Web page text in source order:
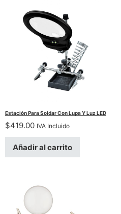
Estación Para Soldar Con Lupa Y Luz LED
$419.00 IVA Incluido
Añadir al carrito